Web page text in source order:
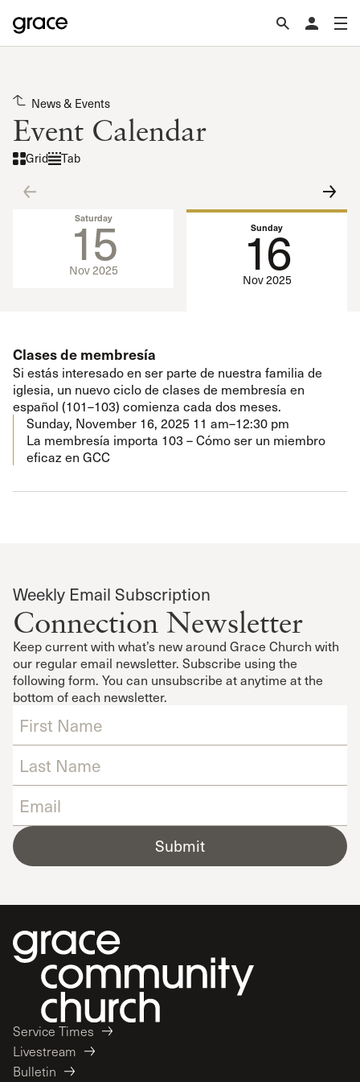
News & Events
Event Calendar
Grid Tab
Saturday
15
Nov 2025
Sunday
16
Nov 2025
Clases de membresía
Si estás interesado en ser parte de nuestra familia de
iglesia, un nuevo ciclo de clases de membresía en
español (101–103) comienza cada dos meses.
Sunday, November 16, 2025 11 am–12:30 pm
La membresía importa 103 – Cómo ser un miembro
eficaz en GCC
Weekly Email Subscription
Connection Newsletter
Keep current with what’s new around Grace Church with
our regular email newsletter. Subscribe using the
following form. You can unsubscribe at anytime at the
bottom of each newsletter.
Submit
Service Times
Livestream
Bulletin